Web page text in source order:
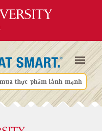
thực phẩm lành mạnh